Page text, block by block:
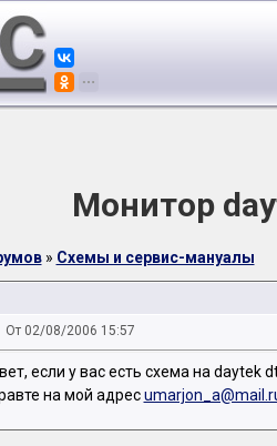
Монитор
» Схемы и сервис-мануалы
От 02/08/2006 15:57
если у вас есть схема на daytek
на мой адрес